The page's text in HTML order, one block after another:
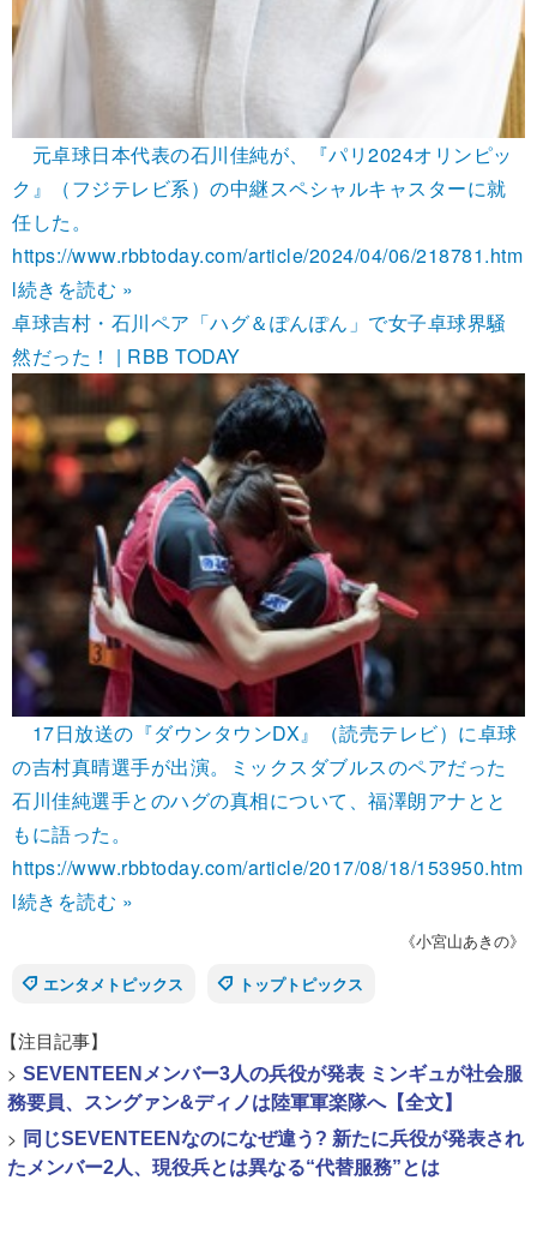
元卓球日本代表の石川佳純が、『パリ2024オリンピッ
ク』（フジテレビ系）の中継スペシャルキャスターに就
任した。
https://www.rbbtoday.com/article/2024/04/06/218781.htm
l続きを読む »
卓球吉村・石川ペア「ハグ＆ぽんぽん」で女子卓球界騒
然だった！ | RBB TODAY
17日放送の『ダウンタウンDX』（読売テレビ）に卓球
の吉村真晴選手が出演。ミックスダブルスのペアだった
石川佳純選手とのハグの真相について、福澤朗アナとと
もに語った。
https://www.rbbtoday.com/article/2017/08/18/153950.htm
l続きを読む »
《小宮山あきの》
エンタメトピックス
トップトピックス
【注目記事】
> SEVENTEENメンバー3人の兵役が発表 ミンギュが社会服
務要員、スングァン&ディノは陸軍軍楽隊へ【全文】
> 同じSEVENTEENなのになぜ違う? 新たに兵役が発表され
たメンバー2人、現役兵とは異なる“代替服務”とは